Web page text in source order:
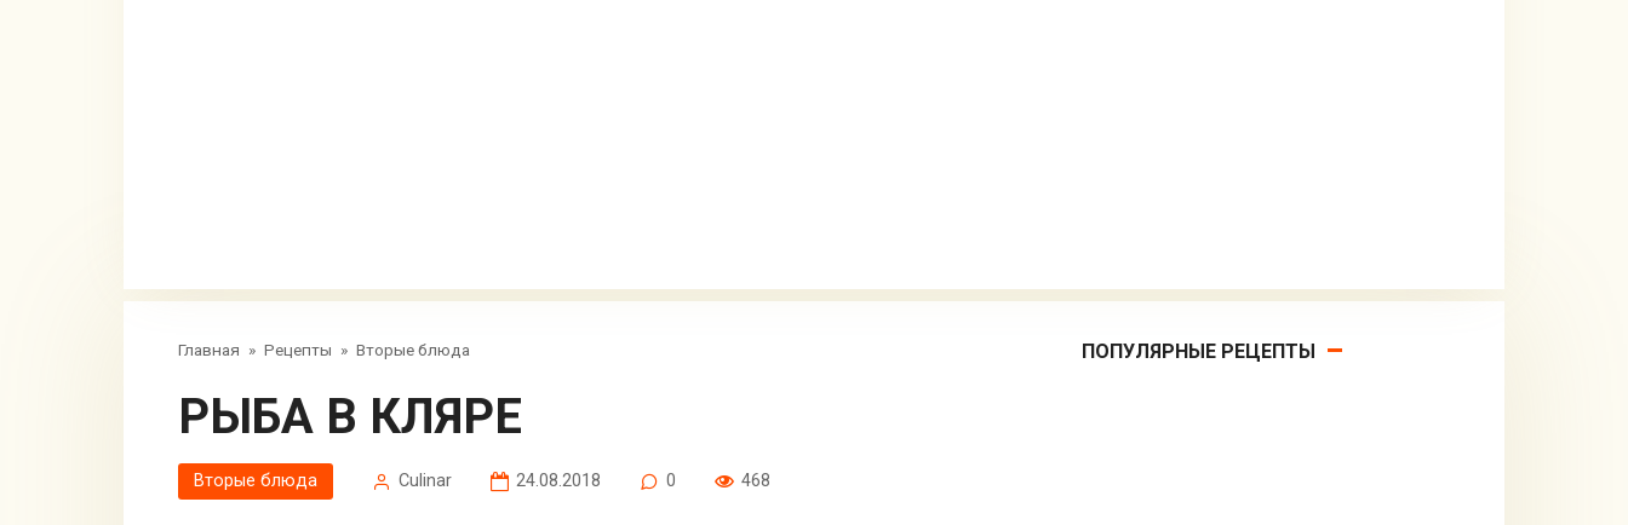
Главная » Рецепты » Вторые блюда
РЫБА В КЛЯРЕ
Вторые блюда Сulinar 24.08.2018 0 468
ПОПУЛЯРНЫЕ РЕЦЕПТЫ